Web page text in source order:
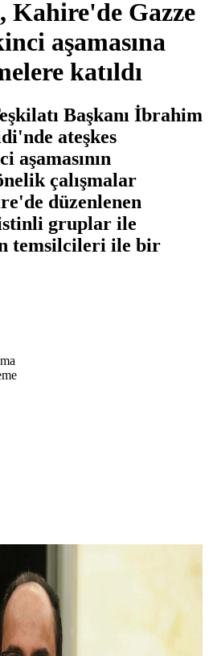
Kahire'de Gazze
aşamasına
katıldı
Başkanı İbrahim
ateşkes
aşamasının
çalışmalar
düzenlenen
gruplar ile
temsilcileri ile bir